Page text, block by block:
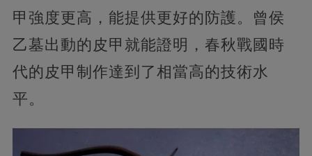
甲強度更高，能提供更好的防護。曾侯
乙墓出動的皮甲就能證明，春秋戰國時
代的皮甲制作達到了相當高的技術水
平。